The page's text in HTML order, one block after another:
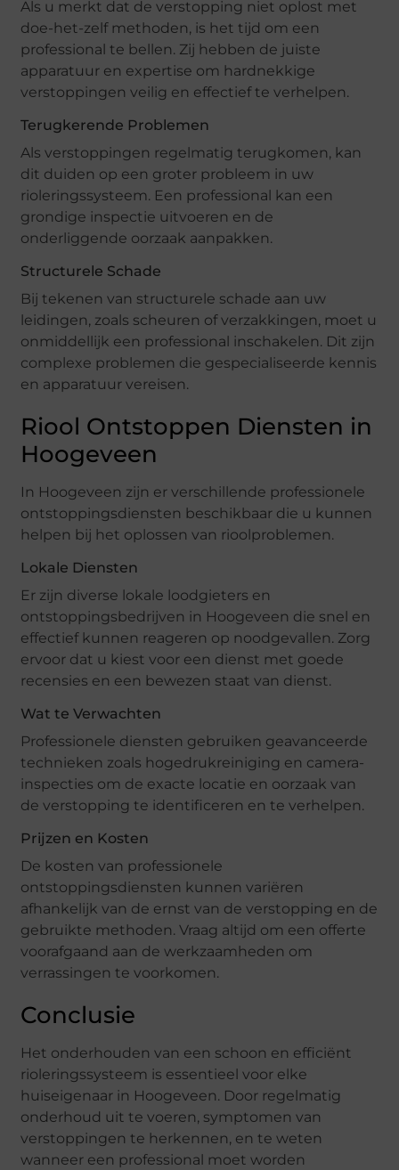
Als u merkt dat de verstopping niet oplost met
doe-het-zelf methoden, is het tijd om een
professional te bellen. Zij hebben de juiste
apparatuur en expertise om hardnekkige
verstoppingen veilig en effectief te verhelpen.
Terugkerende Problemen
Als verstoppingen regelmatig terugkomen, kan
dit duiden op een groter probleem in uw
rioleringssysteem. Een professional kan een
grondige inspectie uitvoeren en de
onderliggende oorzaak aanpakken.
Structurele Schade
Bij tekenen van structurele schade aan uw
leidingen, zoals scheuren of verzakkingen, moet u
onmiddellijk een professional inschakelen. Dit zijn
complexe problemen die gespecialiseerde kennis
en apparatuur vereisen.
Riool Ontstoppen Diensten in
Hoogeveen
In Hoogeveen zijn er verschillende professionele
ontstoppingsdiensten beschikbaar die u kunnen
helpen bij het oplossen van rioolproblemen.
Lokale Diensten
Er zijn diverse lokale loodgieters en
ontstoppingsbedrijven in Hoogeveen die snel en
effectief kunnen reageren op noodgevallen. Zorg
ervoor dat u kiest voor een dienst met goede
recensies en een bewezen staat van dienst.
Wat te Verwachten
Professionele diensten gebruiken geavanceerde
technieken zoals hogedrukreiniging en camera-
inspecties om de exacte locatie en oorzaak van
de verstopping te identificeren en te verhelpen.
Prijzen en Kosten
De kosten van professionele
ontstoppingsdiensten kunnen variëren
afhankelijk van de ernst van de verstopping en de
gebruikte methoden. Vraag altijd om een offerte
voorafgaand aan de werkzaamheden om
verrassingen te voorkomen.
Conclusie
Het onderhouden van een schoon en efficiënt
rioleringssysteem is essentieel voor elke
huiseigenaar in Hoogeveen. Door regelmatig
onderhoud uit te voeren, symptomen van
verstoppingen te herkennen, en te weten
wanneer een professional moet worden